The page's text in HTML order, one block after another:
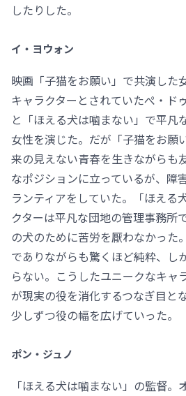
したりした。
イ・ヨウォン
映画「子猫をお願い」で共演した
キャラクターとされていたぺ・ド
と「ほえる犬は噛まない」で平凡
女性を演じた。だが「子猫をお願
来の見えない青春を生きながらも
なポジションに立っているが、障
ランティアをしていた。「ほえる
クターは平凡な団地の管理事務所
の犬のために苦労を厭わなかった
でありながらも驚くほど純粋、し
らない。こうしたユニークなキャ
が現実の役を消化するつなぎ目と
少しずつ役の幅を広げていった。
ポン・ジュノ
「ほえる犬は噛まない」の監督